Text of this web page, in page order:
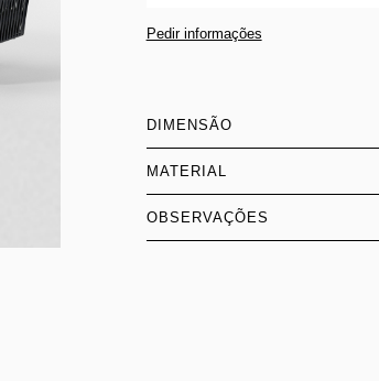
Pedir informações
DIMENSÃO
MATERIAL
OBSERVAÇÕES